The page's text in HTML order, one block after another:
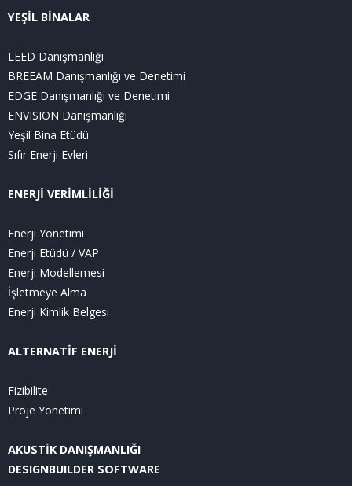
YEŞİL BİNALAR
LEED Danışmanlığı
BREEAM Danışmanlığı ve Denetimi
EDGE Danışmanlığı ve Denetimi
ENVISION Danışmanlığı
Yeşil Bina Etüdü
Sıfır Enerji Evleri
ENERJİ VERİMLİLİĞİ
Enerji Yönetimi
Enerji Etüdü / VAP
Enerji Modellemesi
İşletmeye Alma
Enerji Kimlik Belgesi
ALTERNATİF ENERJİ
Fizibilite
Proje Yönetimi
AKUSTİK DANIŞMANLIĞI
DESIGNBUILDER SOFTWARE